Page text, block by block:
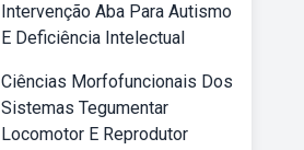
Intervenção Aba Para Autismo
E Deficiência Intelectual
Ciências Morfofuncionais Dos
Sistemas Tegumentar
Locomotor E Reprodutor